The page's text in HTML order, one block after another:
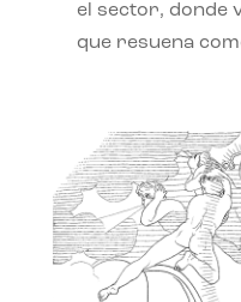
el sector, donde
que resuena